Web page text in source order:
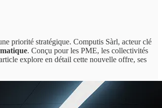
priorité stratégique. Computis Sàrl, acteur clé
. Conçu pour les PME, les collectivités
explore en détail cette nouvelle offre, ses